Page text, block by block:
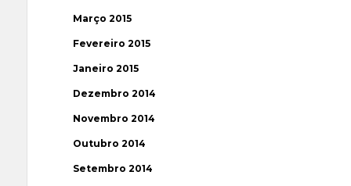
Março 2015
Fevereiro 2015
Janeiro 2015
Dezembro 2014
Novembro 2014
Outubro 2014
Setembro 2014